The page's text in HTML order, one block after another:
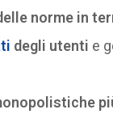
norme in
degli utenti e